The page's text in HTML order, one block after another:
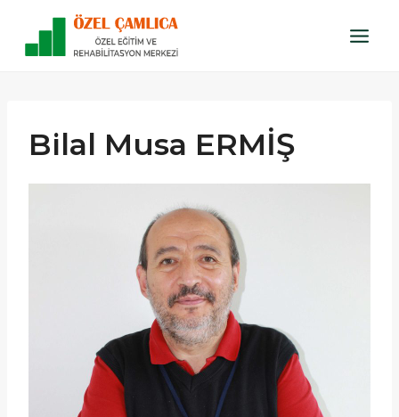
content
Bilal Musa ERMİŞ